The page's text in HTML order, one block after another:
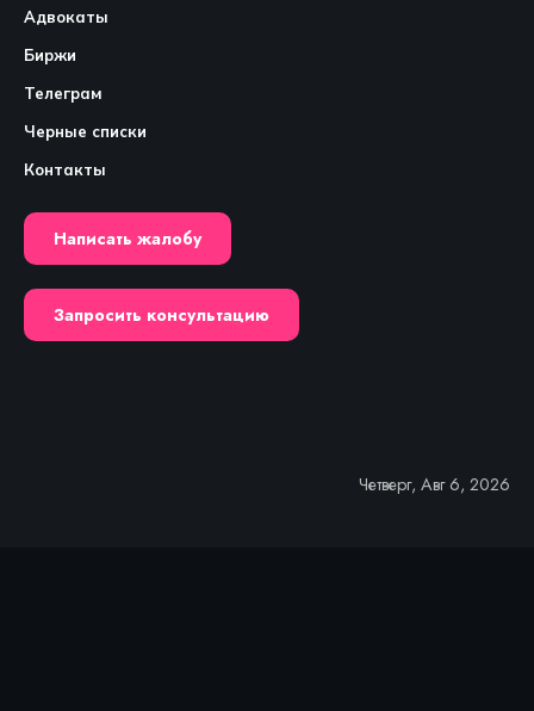
Адвокаты
Биржи
Телеграм
Черные списки
Контакты
Написать жалобу
Запросить консультацию
Четверг, Авг 6, 2026